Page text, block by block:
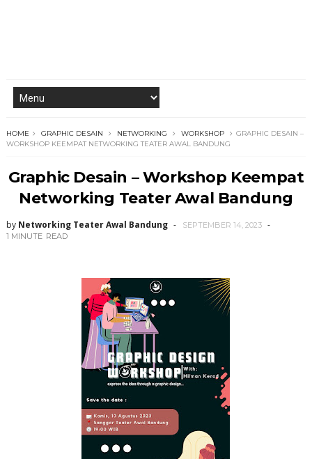
HOME GRAPHIC DESAIN NETWORKING WORKSHOP
GRAPHIC DESAIN –
WORKSHOP KEEMPAT NETWORKING TEATER AWAL BANDUNG
Graphic Desain – Workshop Keempat
Networking Teater Awal Bandung
by Networking Teater Awal Bandung
SEPTEMBER 14, 2023
1 MINUTE READ